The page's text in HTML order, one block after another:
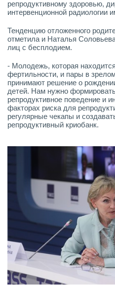
репродуктивному здоровью,
интервенционной радиологии
Тенденцию отложенного
отметила и Наталья
лиц с бесплодием.
- Молодежь, которая
фертильности, и пары в
принимают решение о
детей. Нам нужно
репродуктивное поведение и
факторах риска для
регулярные чекапы и
репродуктивный криобанк.